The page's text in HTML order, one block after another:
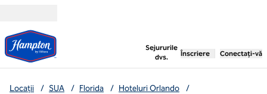
Sejururile
dvs.
, deschide o filă nouă
Înscriere Conectați-vă
Locații / SUA / Florida / Hoteluri Orlando
/